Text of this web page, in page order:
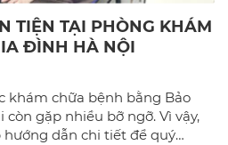
TIỆN TẠI PHÒNG KHÁM
ĐÌNH HÀ NỘI
khám chữa bệnh bằng Bảo
còn gặp nhiều bỡ ngỡ. Vì vậy,
hướng dẫn chi tiết để quý